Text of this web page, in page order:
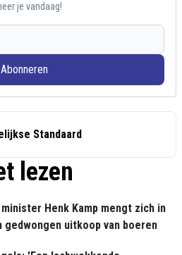
je vandaag!
Abonneren
Standaard
lezen
Henk Kamp mengt zich in
uitkoop van boeren